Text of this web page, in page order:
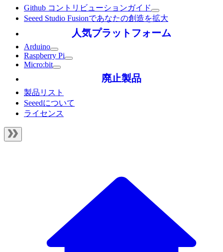
Github コントリビューションガイド
Seeed Studio Fusionであなたの創造を拡大
人気プラットフォーム
Arduino
Raspberry Pi
Micro:bit
廃止製品
製品リスト
Seeedについて
ライセンス